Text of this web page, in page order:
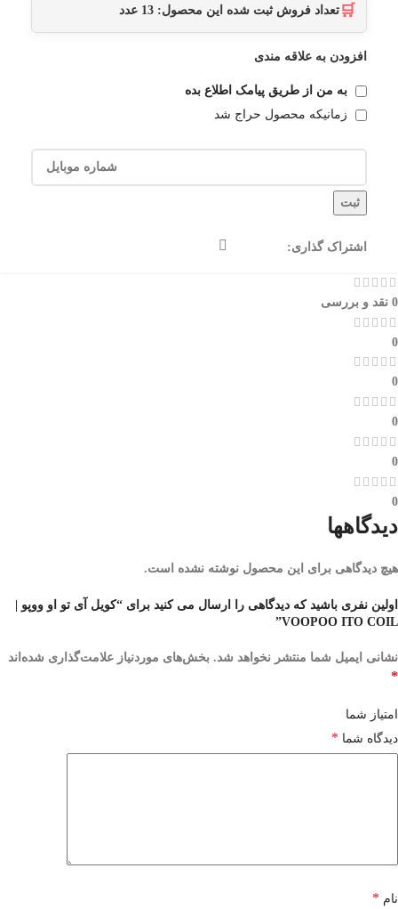
🛒 تعداد فروش ثبت شده این محصول: 13 عدد
افزودن به علاقه مندی
به من از طریق پیامک اطلاع بده
زمانیکه محصول حراج شد
ثبت
اشتراک گذاری:
0 نقد و بررسی
0
0
0
0
0
دیدگاهها
هیچ دیدگاهی برای این محصول نوشته نشده است.
اولین نفری باشید که دیدگاهی را ارسال می کنید برای “کویل آی تو او ووپو |
VOOPOO ITO COIL”
نشانی ایمیل شما منتشر نخواهد شد. بخش‌های موردنیاز علامت‌گذاری شده‌اند
*
امتیاز شما
دیدگاه شما *
نام *